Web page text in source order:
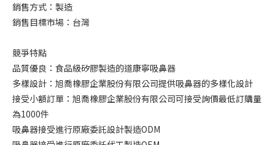
銷售方式：製造
銷售目標市場：台灣
競爭特點
品質優良：食品級矽膠製造的道康寧吸鼻器
多樣設計：旭喬橡膠企業股份有限公司提供吸鼻器的多樣化設計
接受小額訂單：旭喬橡膠企業股份有限公司可接受詢價最低訂購量
為1000件
吸鼻器接受進行原廠委託設計製造ODM